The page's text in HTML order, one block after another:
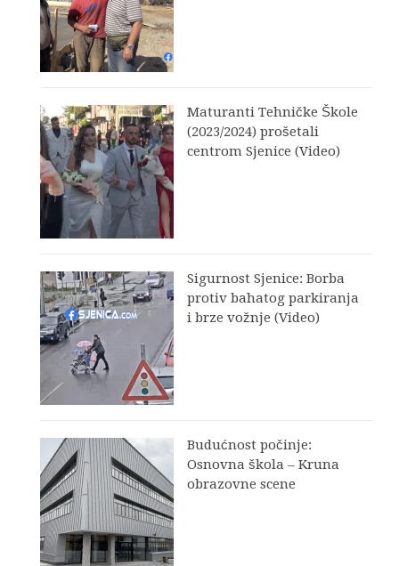
Maturanti Tehničke Škole
(2023/2024) prošetali
centrom Sjenice (Video)
Sigurnost Sjenice: Borba
protiv bahatog parkiranja
i brze vožnje (Video)
Budućnost počinje:
Osnovna škola – Kruna
obrazovne scene